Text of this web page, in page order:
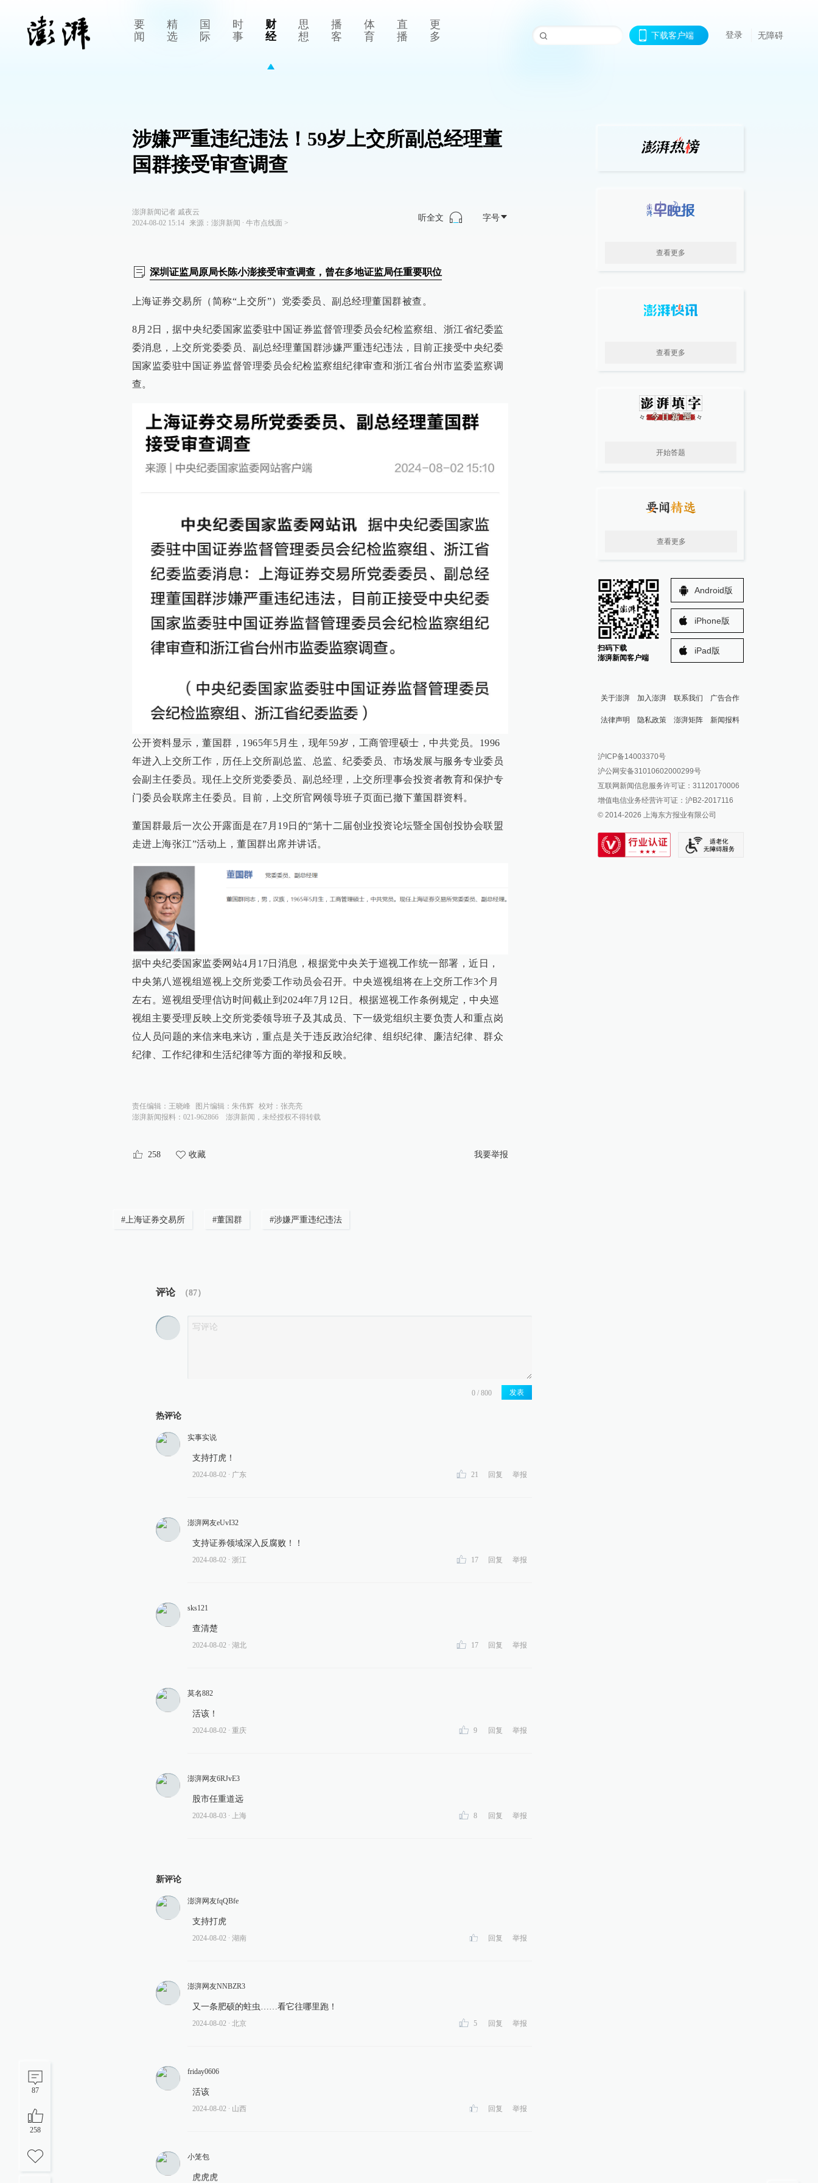
要
闻
精
选
国
际
时
事
财
经
思
想
播
客
体
育
直
播
更
多
下载客户端 登录 无障碍
87
258
涉嫌严重违纪违法！59岁上交所副总经理董
国群接受审查调查
澎湃新闻记者 戚夜云
2024-08-02 15:14
来源： 澎湃新闻 ∙ 牛市点线面 >
听全文 字号
深圳证监局原局长陈小澎接受审查调查，曾在多地证监局任重要职位
上海证券交易所（简称“上交所”）党委委员、副总经理董国群被查。
8月2日，据中央纪委国家监委驻中国证券监督管理委员会纪检监察组、浙江省纪委监
委消息，上交所党委委员、副总经理董国群涉嫌严重违纪违法，目前正接受中央纪委
国家监委驻中国证券监督管理委员会纪检监察组纪律审查和浙江省台州市监委监察调
查。
公开资料显示，董国群，1965年5月生，现年59岁，工商管理硕士，中共党员。1996
年进入上交所工作，历任上交所副总监、总监、纪委委员、市场发展与服务专业委员
会副主任委员。现任上交所党委委员、副总经理，上交所理事会投资者教育和保护专
门委员会联席主任委员。目前，上交所官网领导班子页面已撤下董国群资料。
董国群最后一次公开露面是在7月19日的“第十二届创业投资论坛暨全国创投协会联盟
走进上海张江”活动上，董国群出席并讲话。
据中央纪委国家监委网站4月17日消息，根据党中央关于巡视工作统一部署，近日，
中央第八巡视组巡视上交所党委工作动员会召开。中央巡视组将在上交所工作3个月
左右。巡视组受理信访时间截止到2024年7月12日。根据巡视工作条例规定，中央巡
视组主要受理反映上交所党委领导班子及其成员、下一级党组织主要负责人和重点岗
位人员问题的来信来电来访，重点是关于违反政治纪律、组织纪律、廉洁纪律、群众
纪律、工作纪律和生活纪律等方面的举报和反映。
责任编辑： 王晓峰 图片编辑： 朱伟辉 校对： 张亮亮
澎湃新闻报料：021-962866
澎湃新闻，未经授权不得转载
258 收藏 我要举报
#上海证券交易所 #董国群 #涉嫌严重违纪违法
评论 （87）
发表
热评论
实事实说
支持打虎！
2024-08-02 ∙ 广东 21 回复 举报
澎湃网友eUvI32
支持证券领域深入反腐败！！
2024-08-02 ∙ 浙江 17 回复 举报
sks121
查清楚
2024-08-02 ∙ 湖北 17 回复 举报
莫名882
活该！
2024-08-02 ∙ 重庆 9 回复 举报
澎湃网友6RJvE3
股市任重道远
2024-08-03 ∙ 上海 8 回复 举报
新评论
澎湃网友fqQBfe
支持打虎
2024-08-02 ∙ 湖南 回复 举报
澎湃网友NNBZR3
又一条肥硕的蛀虫……看它往哪里跑！
2024-08-02 ∙ 北京 5 回复 举报
friday0606
活该
2024-08-02 ∙ 山西 回复 举报
小笼包
虎虎虎
查看更多
查看更多
开始答题
查看更多
扫码下载
澎湃新闻客户端
Android版
iPhone版
iPad版
关于澎湃 加入澎湃 联系我们 广告合作
法律声明 隐私政策 澎湃矩阵
澎湃新闻公众号
澎湃新闻抖音号
派生万物开放平台
IP SHANGHAI
SIXTH TONE
新闻报料
报料邮箱: news@thepaper.cn
沪ICP备14003370号
沪公网安备31010602000299号
互联网新闻信息服务许可证：31120170006
增值电信业务经营许可证：沪B2-2017116
© 2014-2026 上海东方报业有限公司